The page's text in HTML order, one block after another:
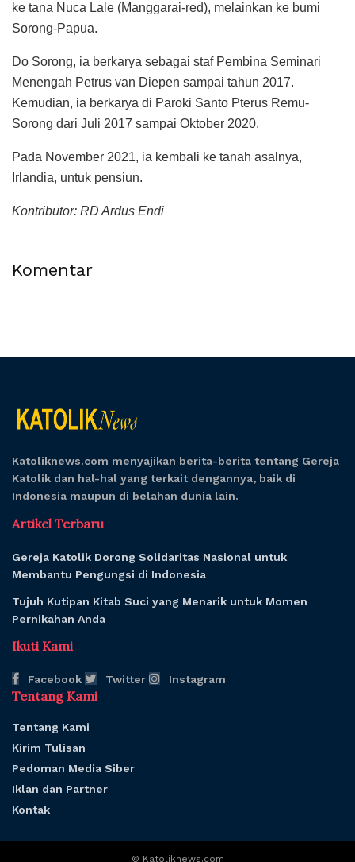
ke tana Nuca Lale (Manggarai-red), melainkan ke bumi
Sorong-Papua.
Do Sorong, ia berkarya sebagai staf Pembina Seminari
Menengah Petrus van Diepen sampai tahun 2017.
Kemudian, ia berkarya di Paroki Santo Pterus Remu-
Sorong dari Juli 2017 sampai Oktober 2020.
Pada November 2021, ia kembali ke tanah asalnya,
Irlandia, untuk pensiun.
Kontributor: RD Ardus Endi
Komentar
Katoliknews.com menyajikan berita-berita tentang Gereja
Katolik dan hal-hal yang terkait dengannya, baik di
Indonesia maupun di belahan dunia lain.
Artikel Terbaru
Gereja Katolik Dorong Solidaritas Nasional untuk
Membantu Pengungsi di Indonesia
Tujuh Kutipan Kitab Suci yang Menarik untuk Momen
Pernikahan Anda
Ikuti Kami
Facebook Twitter Instagram
Tentang Kami
Tentang Kami
Kirim Tulisan
Pedoman Media Siber
Iklan dan Partner
Kontak
© Katoliknews.com